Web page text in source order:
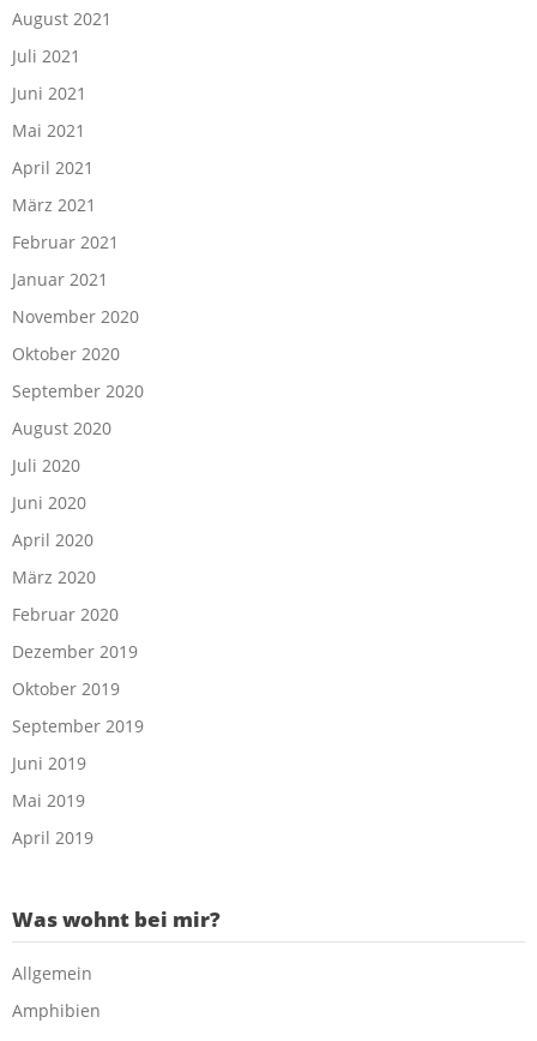
August 2021
Juli 2021
Juni 2021
Mai 2021
April 2021
März 2021
Februar 2021
Januar 2021
November 2020
Oktober 2020
September 2020
August 2020
Juli 2020
Juni 2020
April 2020
März 2020
Februar 2020
Dezember 2019
Oktober 2019
September 2019
Juni 2019
Mai 2019
April 2019
Was wohnt bei mir?
Allgemein
Amphibien